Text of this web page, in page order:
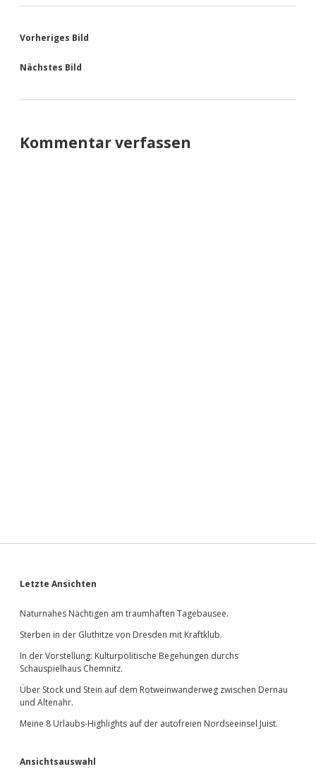
Vorheriges Bild
Nächstes Bild
Kommentar verfassen
Sidebar
Letzte Ansichten
Naturnahes Nächtigen am traumhaften Tagebausee.
Sterben in der Gluthitze von Dresden mit Kraftklub.
In der Vorstellung: Kulturpolitische Begehungen durchs
Schauspielhaus Chemnitz.
Über Stock und Stein auf dem Rotweinwanderweg zwischen Dernau
und Altenahr.
Meine 8 Urlaubs-Highlights auf der autofreien Nordseeinsel Juist.
Ansichtsauswahl